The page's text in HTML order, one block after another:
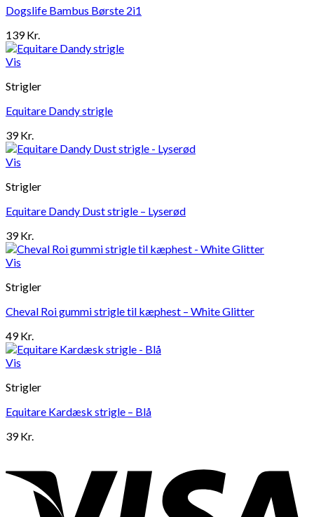
Dogslife Bambus Børste 2i1
139Kr.
Vis
Strigler
Equitare Dandy strigle
39Kr.
Vis
Strigler
Equitare Dandy Dust strigle – Lyserød
39Kr.
Vis
Strigler
Cheval Roi gummi strigle til kæphest – White Glitter
49Kr.
Vis
Strigler
Equitare Kardæsk strigle – Blå
39Kr.